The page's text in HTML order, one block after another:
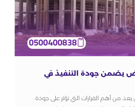
يضمن جودة التنفيذ في
يعد من أهم القرارات التي تؤثر على جودة